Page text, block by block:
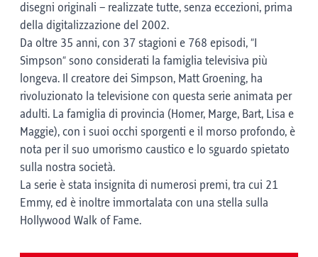
disegni originali – realizzate tutte, senza eccezioni, prima
della digitalizzazione del 2002.
Da oltre 35 anni, con 37 stagioni e 768 episodi, “I
Simpson” sono considerati la famiglia televisiva più
longeva. Il creatore dei Simpson, Matt Groening, ha
rivoluzionato la televisione con questa serie animata per
adulti. La famiglia di provincia (Homer, Marge, Bart, Lisa e
Maggie), con i suoi occhi sporgenti e il morso profondo, è
nota per il suo umorismo caustico e lo sguardo spietato
sulla nostra società.
La serie è stata insignita di numerosi premi, tra cui 21
Emmy, ed è inoltre immortalata con una stella sulla
Hollywood Walk of Fame.